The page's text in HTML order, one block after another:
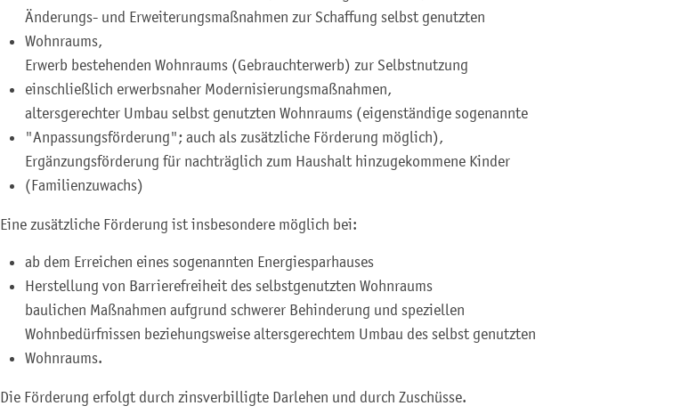
Änderungs- und Erweiterungsmaßnahmen zur Schaffung selbst genutzten
Wohnraums,
Erwerb bestehenden Wohnraums (Gebrauchterwerb) zur Selbstnutzung
einschließlich erwerbsnaher Modernisierungsmaßnahmen,
altersgerechter Umbau selbst genutzten Wohnraums (eigenständige sogenannte
"Anpassungsförderung"; auch als zusätzliche Förderung möglich),
Ergänzungsförderung für nachträglich zum Haushalt hinzugekommene Kinder
(Familienzuwachs)
Eine zusätzliche Förderung ist insbesondere möglich bei:
ab dem Erreichen eines sogenannten Energiesparhauses
Herstellung von Barrierefreiheit des selbstgenutzten Wohnraums
baulichen Maßnahmen aufgrund schwerer Behinderung und speziellen
Wohnbedürfnissen beziehungsweise altersgerechtem Umbau des selbst genutzten
Wohnraums.
Die Förderung erfolgt durch zinsverbilligte Darlehen und durch Zuschüsse.